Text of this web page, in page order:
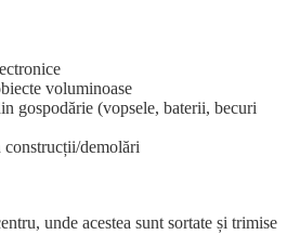
voluminoase
gospodărie (vopsele, baterii, becuri
demolări
unde acestea sunt sortate și trimise